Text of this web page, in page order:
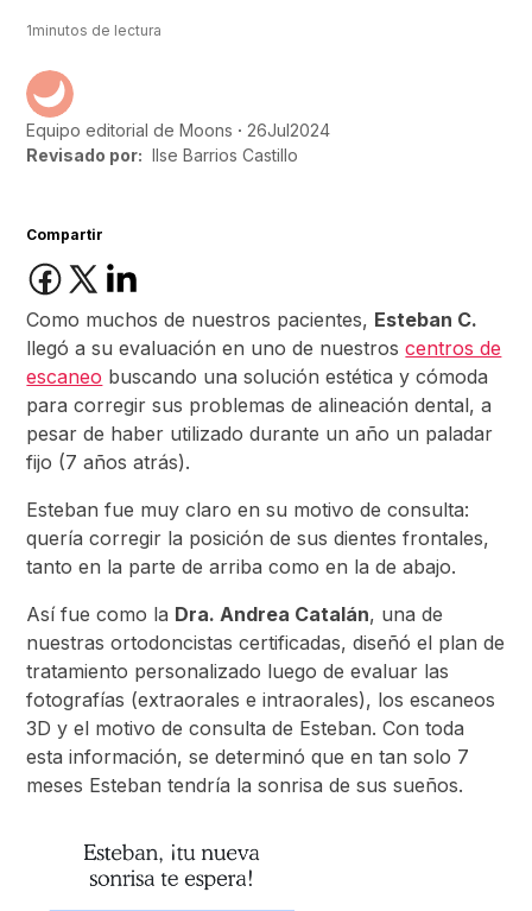
1minutos de lectura
Equipo editorial de Moons 26Jul2024
Revisado por: Ilse Barrios Castillo
Compartir
Como muchos de nuestros pacientes, Esteban C.
llegó a su evaluación en uno de nuestroscentros de
escaneo buscando una solución estética y cómoda
para corregir sus problemas de alineación dental, a
pesar de haber utilizado durante un año un paladar
fijo (7 años atrás).
Esteban fue muy claro en su motivo de consulta:
quería corregir la posición de sus dientes frontales,
tanto en la parte de arriba como en la de abajo.
Así fue como la Dra. Andrea Catalán, una de
nuestras ortodoncistas certificadas, diseñó el plan de
tratamiento personalizado luego de evaluar las
fotografías (extraorales e intraorales), los escaneos
3D y el motivo de consulta de Esteban. Con toda
esta información, se determinó que en tan solo 7
meses Esteban tendría la sonrisa de sus sueños.